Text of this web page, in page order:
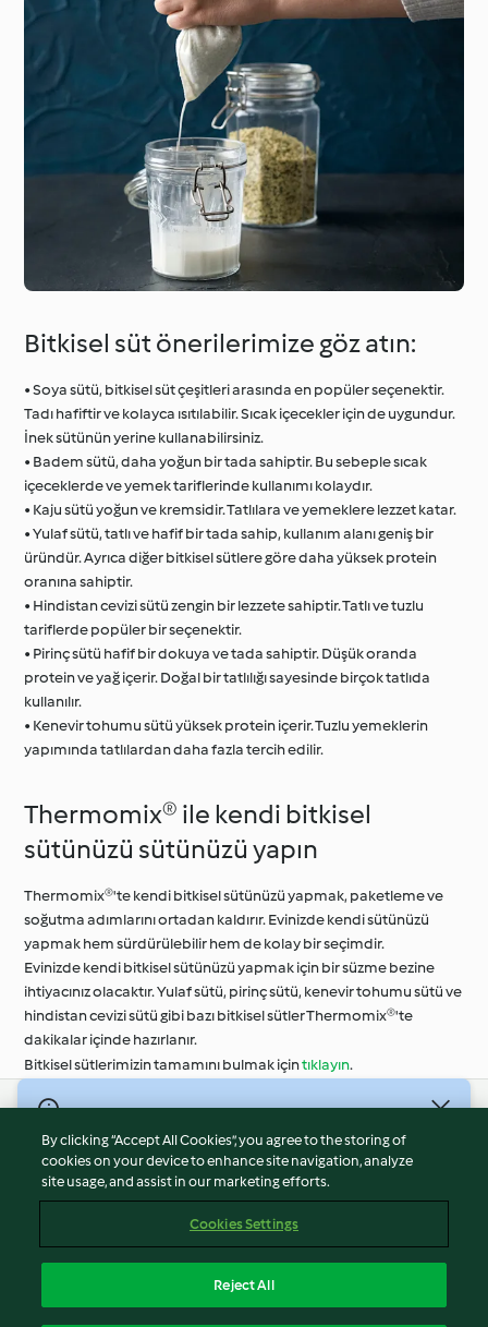
Bitkisel süt önerilerimize göz atın:
• Soya sütü, bitkisel süt çeşitleri arasında en popüler seçenektir.
Tadı hafiftir ve kolayca ısıtılabilir. Sıcak içecekler için de uygundur.
İnek sütünün yerine kullanabilirsiniz.
• Badem sütü, daha yoğun bir tada sahiptir. Bu sebeple sıcak
içeceklerde ve yemek tariflerinde kullanımı kolaydır.
• Kaju sütü yoğun ve kremsidir. Tatlılara ve yemeklere lezzet katar.
• Yulaf sütü, tatlı ve hafif bir tada sahip, kullanım alanı geniş bir
üründür. Ayrıca diğer bitkisel sütlere göre daha yüksek protein
oranına sahiptir.
• Hindistan cevizi sütü zengin bir lezzete sahiptir. Tatlı ve tuzlu
tariflerde popüler bir seçenektir.
• Pirinç sütü hafif bir dokuya ve tada sahiptir. Düşük oranda
protein ve yağ içerir. Doğal bir tatlılığı sayesinde birçok tatlıda
kullanılır.
• Kenevir tohumu sütü yüksek protein içerir. Tuzlu yemeklerin
yapımında tatlılardan daha fazla tercih edilir.
Thermomix® ile kendi bitkisel
sütünüzü sütünüzü yapın
Thermomix®'te kendi bitkisel sütünüzü yapmak, paketleme ve
soğutma adımlarını ortadan kaldırır. Evinizde kendi sütünüzü
yapmak hem sürdürülebilir hem de kolay bir seçimdir.
Evinizde kendi bitkisel sütünüzü yapmak için bir süzme bezine
ihtiyacınız olacaktır. Yulaf sütü, pirinç sütü, kenevir tohumu sütü ve
hindistan cevizi sütü gibi bazı bitkisel sütler Thermomix®'te
dakikalar içinde hazırlanır.
Bitkisel sütlerimizin tamamını bulmak içintıklayın.
Hizmet Koşulları
Gizlilik Politikası
Firma Bilgileri
İçeriği bildir
By clicking “Accept All Cookies”, you agree to the storing of
cookies on your device to enhance site navigation, analyze
site usage, and assist in our marketing efforts.
Cookies Settings
Reject All